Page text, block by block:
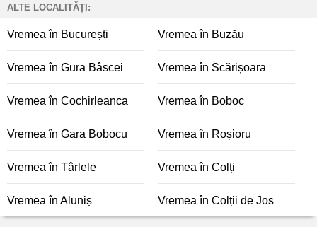
ALTE LOCALITĂȚI:
Vremea în București Vremea în Buzău
Vremea în Gura Bâscei Vremea în Scărișoara
Vremea în Cochirleanca Vremea în Boboc
Vremea în Gara Bobocu Vremea în Roșioru
Vremea în Târlele Vremea în Colți
Vremea în Aluniș Vremea în Colții de Jos